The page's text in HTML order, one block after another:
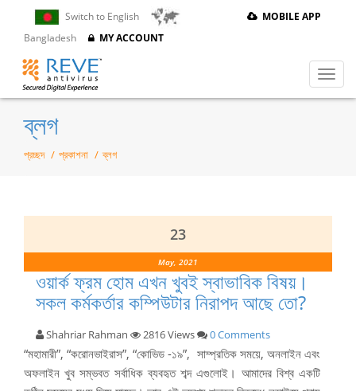
Switch to English
Bangladesh
MY ACCOUNT
MOBILE APP
ব্লগ
প্রচ্ছদ প্রকাশনা ব্লগ
23
May, 2021
ওয়ার্ক ফ্রম হোম এখন খুবই স্বাভাবিক বিষয়।
সকল কর্মকর্তার কম্পিউটার নিরাপদ আছে তো?
Shahriar Rahman 2816 Views 0 Comments
“মহামারী”, “করোনভাইরাস”, “কোভিড -১৯”, সাম্প্রতিক সময়ে, অনলাইন এবং
অফলাইন খুব সম্ভবত সর্বাধিক ব্যবহৃত শব্দ এগুলোই। আমাদের বিশ্ব একটি